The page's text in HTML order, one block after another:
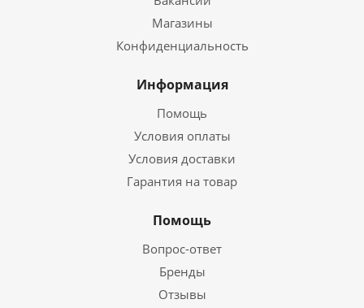
Магазины
Конфиденциальность
Информация
Помощь
Условия оплаты
Условия доставки
Гарантия на товар
Помощь
Вопрос-ответ
Бренды
Отзывы